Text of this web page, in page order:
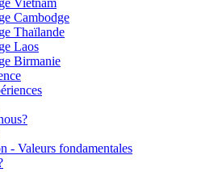
Vietnam
Cambodge
Thaïlande
Laos
Birmanie
- Valeurs fondamentales